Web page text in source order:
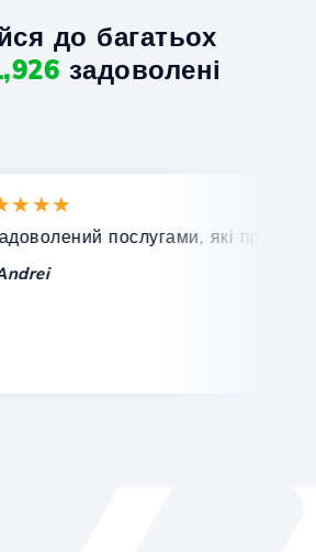
до багатьох
задоволені
технічна підтримка.
послугами, які пропонує